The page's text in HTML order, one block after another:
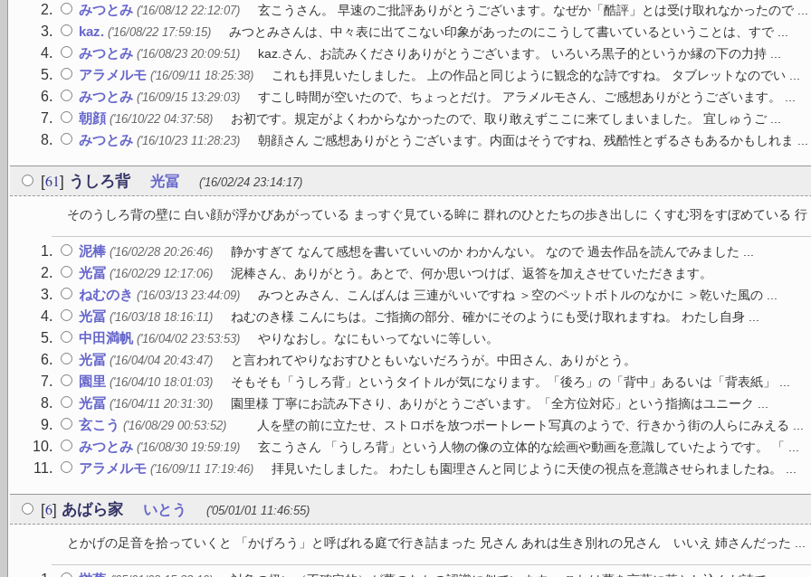
みつとみ ('16/08/12 22:12:07) 玄こうさん。 早速のご批評ありがとうございます。なぜか「酷評」とは受け取れなかったので ...
kaz. ('16/08/22 17:59:15) みつとみさんは、中々表に出てこない印象があったのにこうして書いているということは、すで ...
みつとみ ('16/08/23 20:09:51) kaz.さん、お読みくださりありがとうございます。 いろいろ黒子的というか縁の下の力持 ...
アラメルモ ('16/09/11 18:25:38) これも拝見いたしました。 上の作品と同じように観念的な詩ですね。 タブレットなのでい ...
みつとみ ('16/09/15 13:29:03) すこし時間が空いたので、ちょっとだけ。 アラメルモさん、ご感想ありがとうございます。 ...
朝顔 ('16/10/22 04:37:58) お初です。規定がよくわからなかったので、取り敢えずここに来てしまいました。 宜しゅうご ...
みつとみ ('16/10/23 11:28:23) 朝顔さん ご感想ありがとうございます。内面はそうですね、残酷性とずるさもあるかもしれま ...
[61] うしろ背 光冨 ('16/02/24 23:14:17)
そのうしろ背の壁に 白い顔が浮かびあがっている まっすぐ見ている眸に 群れのひとたちの歩き出しに くすむ羽をすぼめている 行
泥棒 ('16/02/28 20:26:46) 静かすぎて なんて感想を書いていいのか わかんない。 なので 過去作品を読んでみました ...
光冨 ('16/02/29 12:17:06) 泥棒さん、ありがとう。あとで、何か思いつけば、返答を加えさせていただきます。
ねむのき ('16/03/13 23:44:09) みつとみさん、こんばんは 三連がいいですね ＞空のペットボトルのなかに ＞乾いた風の ...
光冨 ('16/03/18 18:16:11) ねむのき様 こんにちは。ご指摘の部分、確かにそのようにも受け取れますね。 わたし自身 ...
中田満帆 ('16/04/02 23:53:53) やりなおし。なにもいってないに等しい。
光冨 ('16/04/04 20:43:47) と言われてやりなおすひともいないだろうが。中田さん、ありがとう。
園里 ('16/04/10 18:01:03) そもそも「うしろ背」というタイトルが気になります。「後ろ」の「背中」あるいは「背表紙」 ...
光冨 ('16/04/11 20:31:30) 園里様 丁寧にお読み下さり、ありがとうございます。「全方位対応」という指摘はユニーク ...
玄こう ('16/08/29 00:53:52) 人を壁の前に立たせ、ストロボを放つポートレート写真のようで、行きかう街の人らにみえる ...
みつとみ ('16/08/30 19:59:19) 玄こうさん 「うしろ背」という人物の像の立体的な絵画や動画を意識していたようです。 「 ...
アラメルモ ('16/09/11 17:19:46) 拝見いたしました。 わたしも園理さんと同じように天使の視点を意識させられましたね。 ...
[6] あばら家 いとう ('05/01/01 11:46:55)
とかげの足音を拾っていくと 「かげろう」と呼ばれる庭で行き詰まった 兄さん あれは生き別れの兄さん いいえ 姉さんだった ...